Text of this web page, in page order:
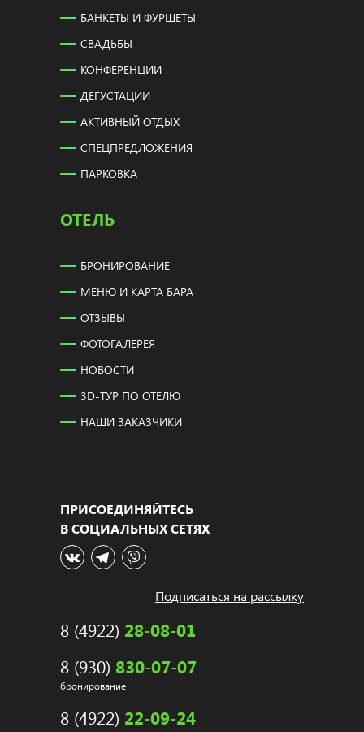
БАНКЕТЫ И ФУРШЕТЫ
СВАДЬБЫ
КОНФЕРЕНЦИИ
ДЕГУСТАЦИИ
АКТИВНЫЙ ОТДЫХ
СПЕЦПРЕДЛОЖЕНИЯ
ПАРКОВКА
ОТЕЛЬ
БРОНИРОВАНИЕ
МЕНЮ И КАРТА БАРА
ОТЗЫВЫ
ФОТОГАЛЕРЕЯ
НОВОСТИ
3D-ТУР ПО ОТЕЛЮ
НАШИ ЗАКАЗЧИКИ
ПРИСОЕДИНЯЙТЕСЬ
В СОЦИАЛЬНЫХ СЕТЯХ
Подписаться на рассылку
8 (4922) 28-08-01
8 (930) 830-07-07
бронирование
8 (4922) 22-09-24